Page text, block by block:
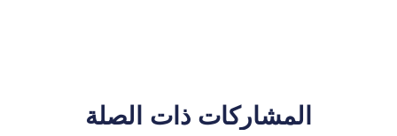
المشاركات ذات الصلة